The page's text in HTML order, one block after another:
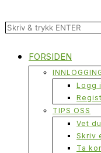
FORSIDEN
Logg
TIPS OSS
Vet
Skriv
Ta